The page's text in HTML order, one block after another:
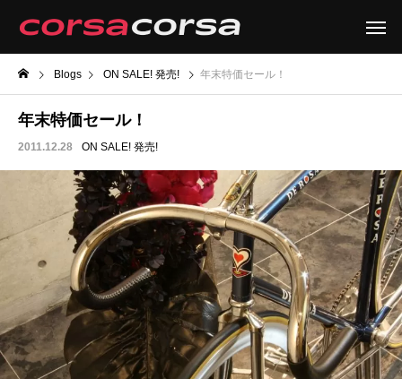
Blogs ON SALE! 発売! 年末特価セール！
年末特価セール！
2011.12.28 ON SALE! 発売!